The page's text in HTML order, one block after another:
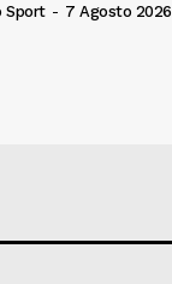
Sport - 7 Agosto 2026